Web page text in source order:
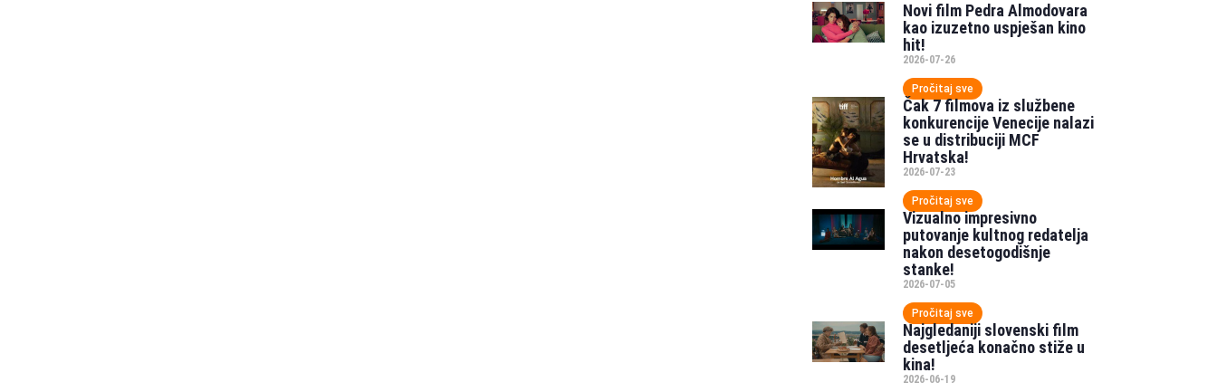
Novi film Pedra Almodovara
kao izuzetno uspješan kino
hit!
2026-07-26
Pročitaj sve
Čak 7 filmova iz službene
konkurencije Venecije nalazi
se u distribuciji MCF
Hrvatska!
2026-07-23
Pročitaj sve
Vizualno impresivno
putovanje kultnog redatelja
nakon desetogodišnje
stanke!
2026-07-05
Pročitaj sve
Najgledaniji slovenski film
desetljeća konačno stiže u
kina!
2026-06-19